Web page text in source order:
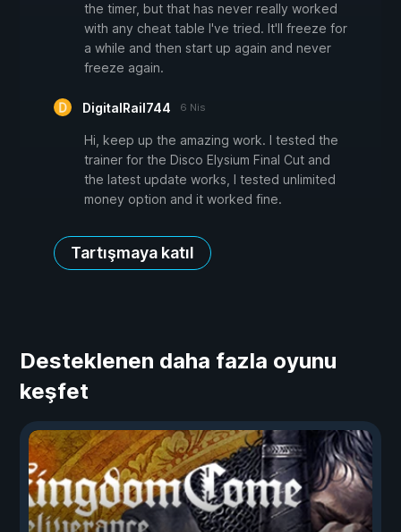
the timer, but that has never really worked
with any cheat table I've tried. It'll freeze for
a while and then start up again and never
freeze again.
DigitalRail744 6 Nis
Hi, keep up the amazing work. I tested the
trainer for the Disco Elysium Final Cut and
the latest update works, I tested unlimited
money option and it worked fine.
Tartışmaya katıl
Desteklenen daha fazla oyunu
keşfet